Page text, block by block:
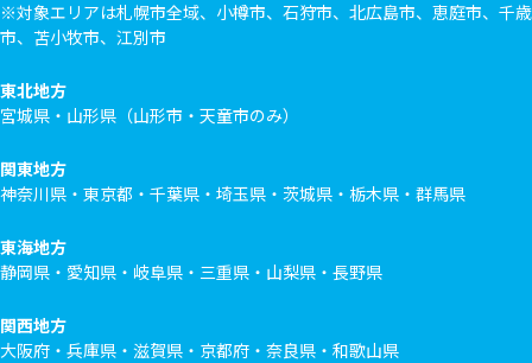
※対象エリアは札幌市全域、小樽市、石狩市、北広島市、恵庭市、千歳
市、苫小牧市、江別市
東北地方
宮城県・山形県（山形市・天童市のみ）
関東地方
神奈川県・東京都・千葉県・埼玉県・茨城県・栃木県・群馬県
東海地方
静岡県・愛知県・岐阜県・三重県・山梨県・長野県
関西地方
大阪府・兵庫県・滋賀県・京都府・奈良県・和歌山県